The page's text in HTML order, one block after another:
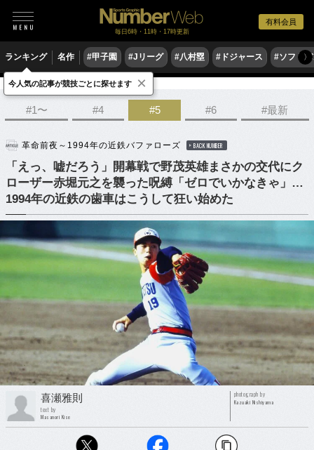
有料会員
毎日6時・11時・17時更新
ランキング 名作 #甲子園 #Jリーグ #八村塁 #ドジャース #ソフト〉
野球 プロ野球
#1〜 #4 #5 #6 #最新
革命前夜～1994年の近鉄バファローズ BACK NUMBER
「えっ、嘘だろう」開幕戦で野茂英雄まさかの交代にク
ローザー赤堀元之を襲った呪縛「ゼロでいかなきゃ」…
1994年の近鉄の歯車はこうして狂い始めた
喜瀬雅則
text by
Masanori Kise
photograph by
Kazuaki Nishiyama
今人気の記事が競技ごとに探せます ×